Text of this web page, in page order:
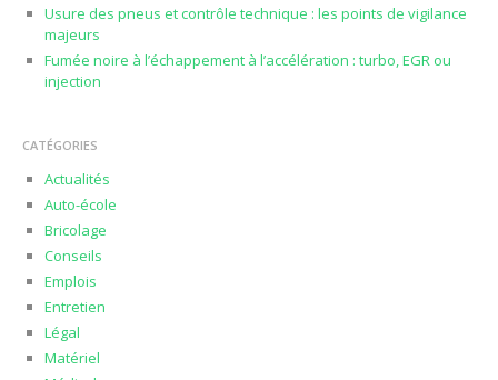
Usure des pneus et contrôle technique : les points de vigilance
majeurs
Fumée noire à l’échappement à l’accélération : turbo, EGR ou
injection
CATÉGORIES
Actualités
Auto-école
Bricolage
Conseils
Emplois
Entretien
Légal
Matériel